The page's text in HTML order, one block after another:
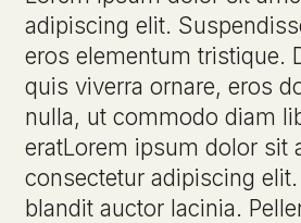
adipiscing elit.
eros elementum tristique.
quis viverra ornare, eros
nulla, ut commodo diam
eratLorem ipsum dolor sit
consectetur adipiscing elit.
blandit auctor lacinia.